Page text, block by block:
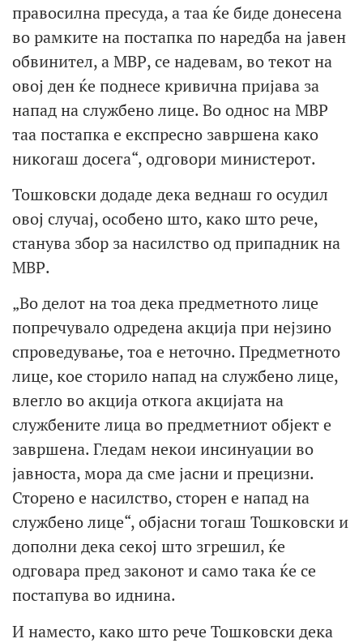
правосилна пресуда, а таа ќе биде донесена
во рамките на постапка по наредба на јавен
обвинител, а МВР, се надевам, во текот на
овој ден ќе поднесе кривична пријава за
напад на службено лице. Во однос на МВР
таа постапка е експресно завршена како
никогаш досега“, одговори министерот.
Тошковски додаде дека веднаш го осудил
овој случај, особено што, како што рече,
станува збор за насилство од припадник на
МВР.
„Во делот на тоа дека предметното лице
попречувало одредена акција при нејзино
спроведување, тоа е неточно. Предметното
лице, кое сторило напад на службено лице,
влегло во акција откога акцијата на
службените лица во предметниот објект е
завршена. Гледам некои инсинуации во
јавноста, мора да сме јасни и прецизни.
Сторено е насилство, сторен е напад на
службено лице“, објасни тогаш Тошковски и
дополни дека секој што згрешил, ќе
одговара пред законот и само така ќе се
постапува во иднина.
И наместо, како што рече Тошковски дека